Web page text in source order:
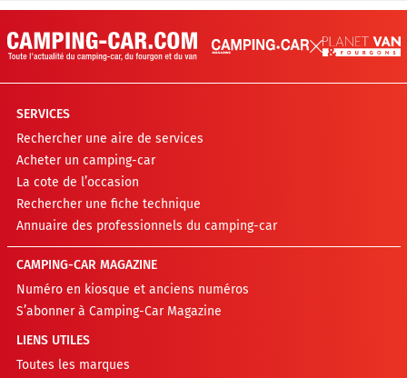
SERVICES
Rechercher une aire de services
Acheter un camping-car
La cote de l’occasion
Rechercher une fiche technique
Annuaire des professionnels du camping-car
CAMPING-CAR MAGAZINE
Numéro en kiosque et anciens numéros
S’abonner à Camping-Car Magazine
LIENS UTILES
Toutes les marques